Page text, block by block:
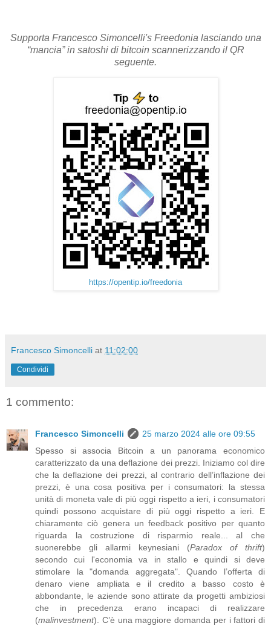
Supporta Francesco Simoncelli's Freedonia lasciando una
“mancia” in satoshi di bitcoin scannerizzando il QR
seguente.
https://opentip.io/freedonia
Francesco Simoncelli at 11:02:00
Condividi
1 commento:
Francesco Simoncelli
25 marzo 2024 alle ore 09:55
Spesso si associa Bitcoin a un panorama economico
caratterizzato da una deflazione dei prezzi. Iniziamo col dire
che la deflazione dei prezzi, al contrario dell’inflazione dei
prezzi, è una cosa positiva per i consumatori: la stessa
unità di moneta vale di più oggi rispetto a ieri, i consumatori
quindi possono acquistare di più oggi rispetto a ieri. E
chiaramente ciò genera un feedback positivo per quanto
riguarda la costruzione di risparmio reale... al che
suonerebbe gli allarmi keynesiani (Paradox of thrift)
secondo cui l'economia va in stallo e quindi si deve
stimolare la "domanda aggregata". Quando l’offerta di
denaro viene ampliata e il credito a basso costo è
abbondante, le aziende sono attirate da progetti ambiziosi
che in precedenza erano incapaci di realizzare
(malinvestment). C’è una maggiore domanda per i fattori di